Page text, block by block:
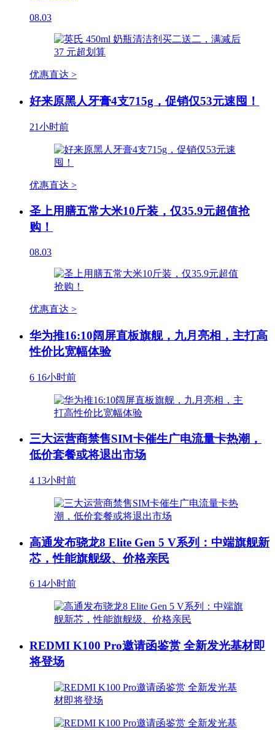
08.03
优惠直达 >
好来原黑人牙膏4支715g，促销仅53元速囤！
21小时前
优惠直达 >
圣上用膳五常大米10斤装，仅35.9元超值抢
购！
08.03
优惠直达 >
华为推16:10阔屏直板旗舰，九月亮相，主打高
性价比宽幅体验
6 16小时前
三大运营商禁售SIM卡催生广电流量卡热潮，
低价套餐或将退出市场
4 13小时前
高通发布骁龙8 Elite Gen 5 V系列：中端旗舰新
芯，性能旗舰级、价格亲民
6 14小时前
REDMI K100 Pro邀请函鉴赏 全新发光基材即
将登场